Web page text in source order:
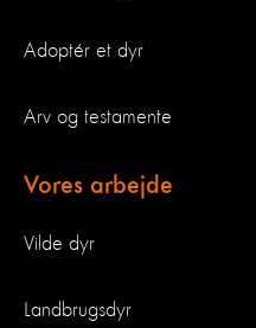
Adoptér et dyr
Arv og testamente
Vores arbejde
Vilde dyr
Landbrugsdyr